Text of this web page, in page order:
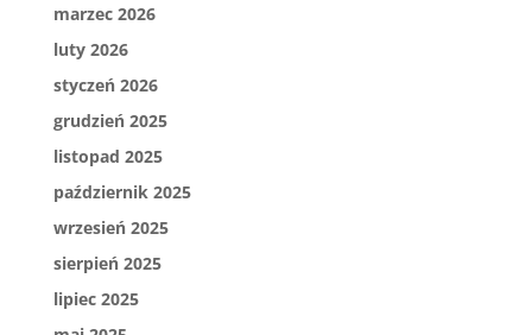
marzec 2026
luty 2026
styczeń 2026
grudzień 2025
listopad 2025
październik 2025
wrzesień 2025
sierpień 2025
lipiec 2025